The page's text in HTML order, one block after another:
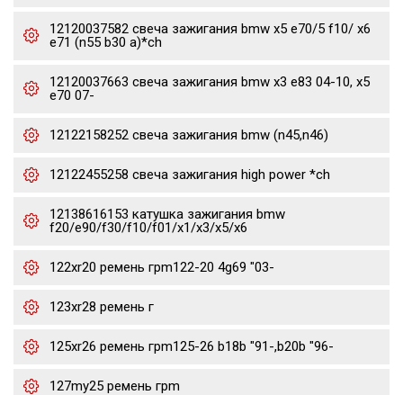
12120037582 свеча зажигания bmw x5 e70/5 f10/ x6
e71 (n55 b30 a)*ch
12120037663 свеча зажигания bmw x3 e83 04-10, x5
e70 07-
12122158252 свеча зажигания bmw (n45,n46)
12122455258 свеча зажигания high power *ch
12138616153 катушка зажигания bmw
f20/e90/f30/f10/f01/x1/x3/x5/x6
122xr20 ремень грm122-20 4g69 "03-
123xr28 ремень г
125xr26 ремень грm125-26 b18b "91-,b20b "96-
127my25 ремень грm